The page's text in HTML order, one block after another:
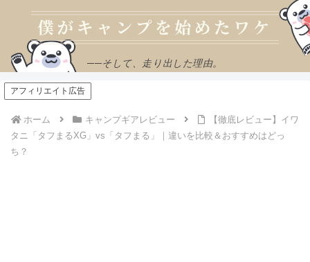
──そして、走り出した理由。
アフィリエイト広告
ホーム キャンプギアレビュー
【徹底レビュー】イワ
タニ「タフまるXG」vs「タフまる」｜違いを比較＆おすすめはどっ
ち？